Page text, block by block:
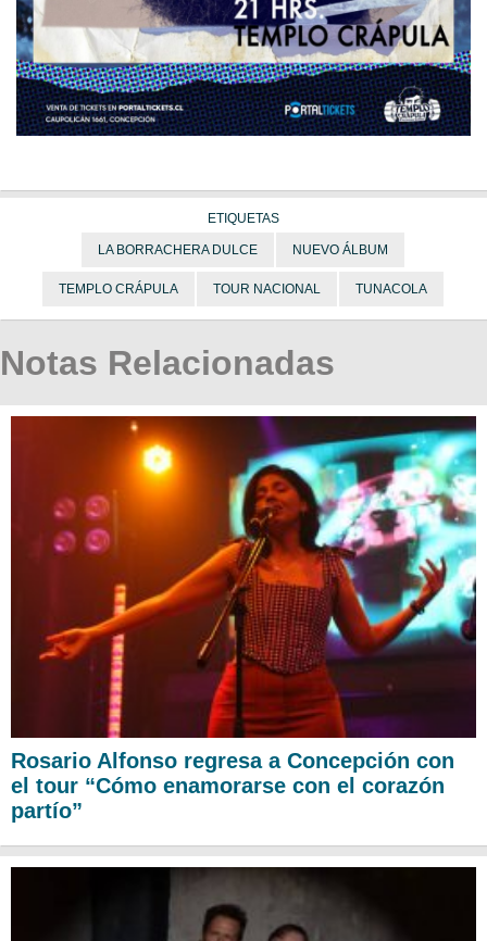
ETIQUETAS
LA BORRACHERA DULCE NUEVO ÁLBUM
TEMPLO CRÁPULA TOUR NACIONAL TUNACOLA
Notas Relacionadas
Rosario Alfonso regresa a Concepción con
el tour “Cómo enamorarse con el corazón
partío”